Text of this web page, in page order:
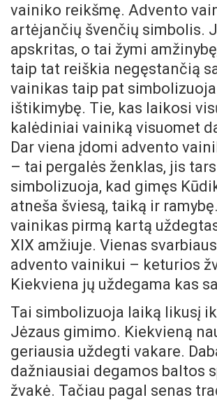
vainiko reikšmę. Advento
artėjančių švenčių simbolis.
apskritas, o tai žymi
taip tat reiškia negęstančią
vainikas taip pat
ištikimybę. Tie, kas laikosi
kalėdiniai vainiką visuomet
Dar viena įdomi advento
– tai pergalės ženklas, jis
simbolizuoja, kad gimęs
atneša šviesą, taiką ir
vainikas pirmą kartą
XIX amžiuje. Vienas
advento vainikui – keturios
Kiekviena jų uždegama kas
Tai simbolizuoja laiką likusį
Jėzaus gimimo. Kiekvieną
geriausia uždegti vakare.
dažniausiai degamos baltos
žvakė. Tačiau pagal senas